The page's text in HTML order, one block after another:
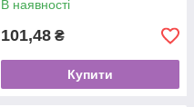
В наявності
101,48 ₴
Купити